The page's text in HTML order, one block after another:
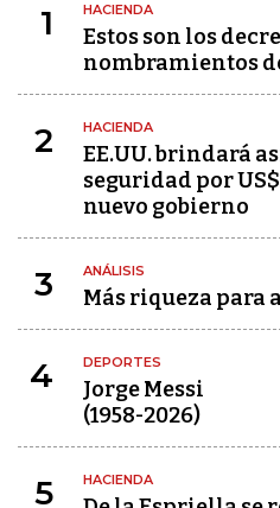
1 HACIENDA
Estos son los
nombramientos
2 HACIENDA
EE.UU. brindará
seguridad por
nuevo gobierno
3 ANÁLISIS
Más riqueza para
4 DEPORTES
Jorge Messi
(1958-2026)
5 HACIENDA